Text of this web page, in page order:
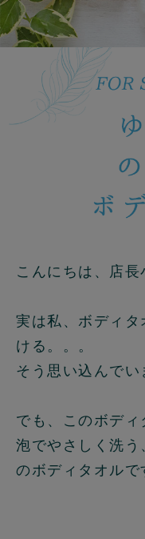
こんにちは、店長
実は私、ボディタ
ける。。。
そう思い込んでい
でも、このボディ
泡でやさしく洗
のボディタオルで